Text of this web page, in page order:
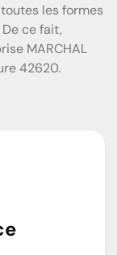
les formes
ce fait,
MARCHAL
42620.